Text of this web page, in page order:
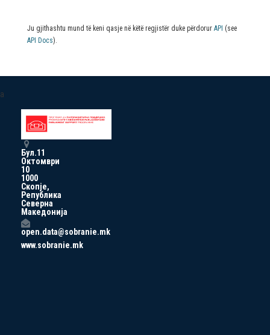
Ju gjithashtu mund të keni qasje në këtë regjistër duke përdorur API (see
API Docs).
a
Бул.11
Октомври
10
1000
Скопје,
Република
Северна
Македонија
open.data@sobranie.mk
www.sobranie.mk